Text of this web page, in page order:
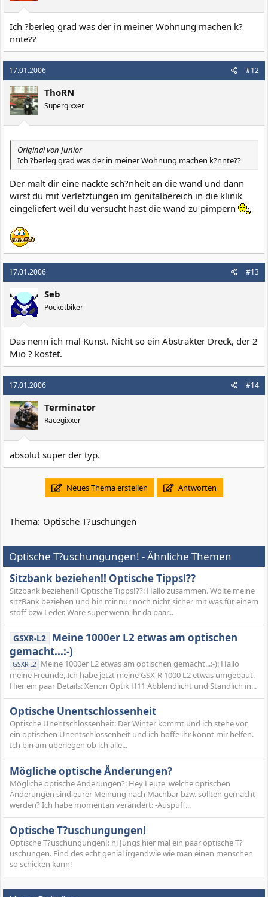
Ich ?berleg grad was der in meiner Wohnung machen k?
nnte??
17.01.2006 #12
ThoRN
Supergixxer
Original von Junior
Ich ?berleg grad was der in meiner Wohnung machen k?nnte??
Der malt dir eine nackte sch?nheit an die wand und dann
wirst du mit verletztungen im genitalbereich in die klinik
eingeliefert weil du versucht hast die wand zu pimpern
17.01.2006 #13
Seb
Pocketbiker
Das nenn ich mal Kunst. Nicht so ein Abstrakter Dreck, der 2
Mio ? kostet.
17.01.2006 #14
Terminator
Racegixxer
absolut super der typ.
Neues Thema erstellen Antworten
Thema: Optische T?uschungen
Optische T?uschungungen! - Ähnliche Themen
Sitzbank beziehen!! Optische Tipps!??
Sitzbank beziehen!! Optische Tipps!??: Hallo zusammen. Wolte meine
sitzBank beziehen und bin mir nur noch nicht sicher mit was für einem
stoff bzw Leder. Wäre super wenn ihr da paar...
GSXR-L2 Meine 1000er L2 etwas am optischen
gemacht...:-)
GSXR-L2 Meine 1000er L2 etwas am optischen gemacht...:-): Hallo
meine Freunde, Ich habe jetzt meine GSX-R 1000 L2 etwas umgebaut.
Hier ein paar Details: Xenon Optik H11 Abblendlicht und Standlich in...
Optische Unentschlossenheit
Optische Unentschlossenheit: Der Winter kommt und ich stehe vor
ein optischen Unentschlossenheit und ich hoffe ihr könnt mir helfen.
Ich bin am überlegen ob ich alle...
Mögliche optische Änderungen?
Mögliche optische Änderungen?: Hey Leute, welche optischen
Änderungen sind eurer Meinung nach Machbar bzw. sollten gemacht
werden? Ich habe momentan verändert: -Auspuff...
Optische T?uschungungen!
Optische T?uschungungen!: hi Jungs hier mal ein paar optische T?
uschungen. Find des echt genial irgendwie wie man einen menschen
so schicken kann!